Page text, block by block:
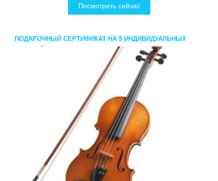
Посмотреть сейчас
ПОДАРОЧНЫЙ СЕРТИФИКАТ НА 5 ИНДИВИДУАЛЬНЫХ
ЗАНЯТИЙ В FIRST MUSIC FAMILY СКРИПКА